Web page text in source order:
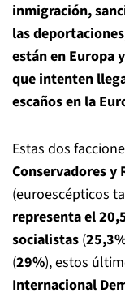
inmigración,
las
están en Europa
que intenten
escaños en la
Estas dos
Conservadores y
(euroescépticos
representa el
socialistas (
(29%), estos
Internacional